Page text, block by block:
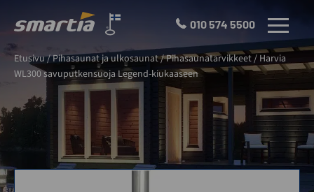
Smartia
Oy
010 574 5500 VALIKKO
Etusivu/Pihasaunat ja ulkosaunat/Pihasaunatarvikkeet/ Harvia
WL300 savuputkensuoja Legend-kiukaaseen